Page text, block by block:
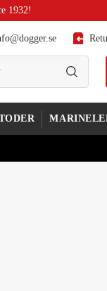
1932!